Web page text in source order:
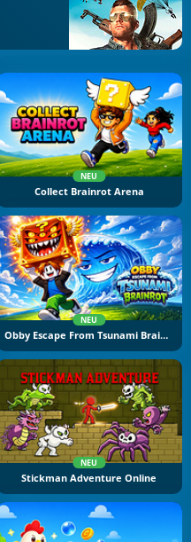
NEU
Collect Brainrot Arena
NEU
Obby Escape From Tsunami Brainrot
NEU
Stickman Adventure Online